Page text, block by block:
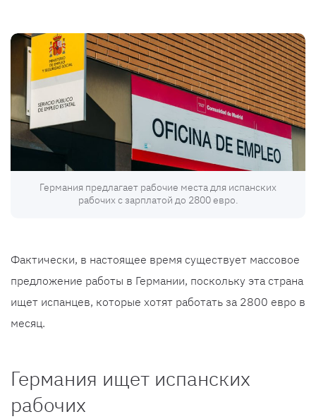
Германия предлагает рабочие места для испанских
рабочих с зарплатой до 2800 евро.
Фактически, в настоящее время существует массовое
предложение работы в Германии, поскольку эта страна
ищет испанцев, которые хотят работать за 2800 евро в
месяц.
Германия ищет испанских
рабочих